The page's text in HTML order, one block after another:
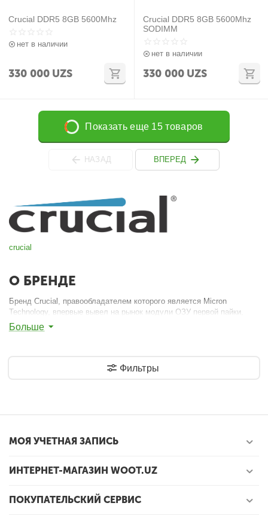
crucial
О БРЕНДЕ
Бренд Crucial, правообладателем которого является Micron
Technology, впервые вывел на рынок модули ОЗУ первой пайки,
изготовленные с применением чипов DRAM, которые были
разработаны, изготовлены и протестированы специалистами
партнёру поставки памяти со строго унифицированными
Больше
Crucial DDR5 8GB 5600Mhz
нет в наличии
330 000 UZS
Crucial DDR5 8GB 5600Mhz
SODIMM
нет в наличии
330 000 UZS
Показать еще 15 товаров
НАЗАД ВПЕРЕД
Фильтры
МОЯ УЧЕТНАЯ ЗАПИСЬ
ИНТЕРНЕТ-МАГАЗИН WOOT.UZ
ПОКУПАТЕЛЬСКИЙ СЕРВИС